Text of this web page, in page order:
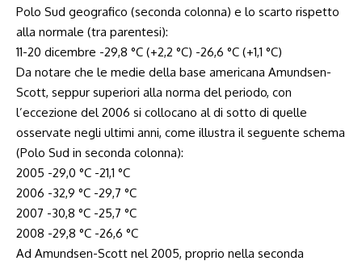
Polo Sud geografico (seconda colonna) e lo scarto rispetto
alla normale (tra parentesi):
11-20 dicembre -29,8 °C (+2,2 °C) -26,6 °C (+1,1 °C)
Da notare che le medie della base americana Amundsen-
Scott, seppur superiori alla norma del periodo, con
l’eccezione del 2006 si collocano al di sotto di quelle
osservate negli ultimi anni, come illustra il seguente schema
(Polo Sud in seconda colonna):
2005 -29,0 °C -21,1 °C
2006 -32,9 °C -29,7 °C
2007 -30,8 °C -25,7 °C
2008 -29,8 °C -26,6 °C
Ad Amundsen-Scott nel 2005, proprio nella seconda